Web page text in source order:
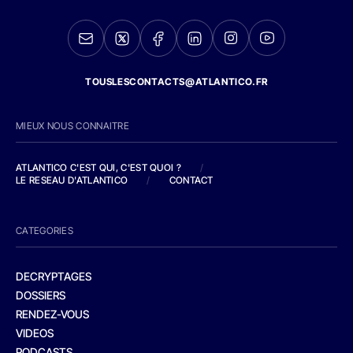
TOUSLESCONTACTS@ATLANTICO.FR
MIEUX NOUS CONNAITRE
ATLANTICO C'EST QUI, C'EST QUOI ?
/
LE RESEAU D'ATLANTICO
/ CONTACT
CATEGORIES
DECRYPTAGES
DOSSIERS
RENDEZ-VOUS
VIDEOS